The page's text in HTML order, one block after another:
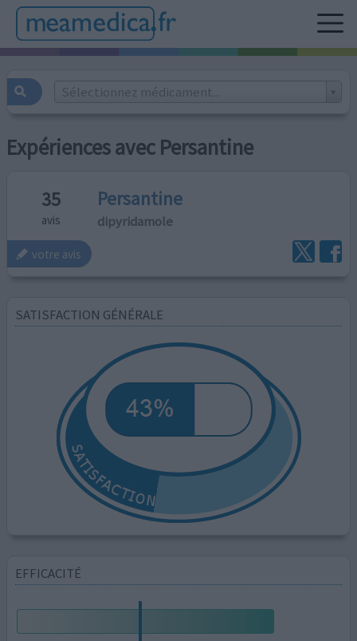
Sélectionnez médicament...
Expériences avec Persantine
35
avis
Persantine
dipyridamole
votre avis
SATISFACTION GÉNÉRALE
EFFICACITÉ